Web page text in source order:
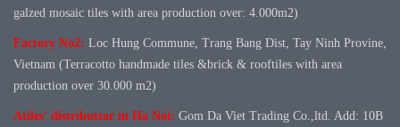
galzed mosaic tiles with area production over: 4.000m2)
Factory No2: Loc Hung Commune, Trang Bang Dist, Tay Ninh Provine,
Vietnam (Terracotto handmade tiles &brick & rooftiles with area
production over 30.000 m2)
Atiles' distributtor in Ha Noi: Gom Da Viet Trading Co.,ltd. Add: 10B